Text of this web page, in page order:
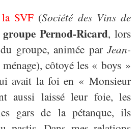
la SVF (Société des Vins de
groupe Pernod-Ricard, lors
groupe, animée par Jean-
côtoyé les « boys »
avait la foi en « Monsieur
aussi laissé leur foie, les
gars de la pétanque, ils